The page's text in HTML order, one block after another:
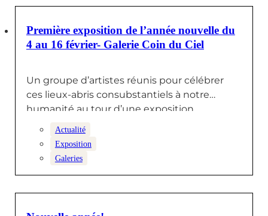
27 JANVIER 2025
Première exposition de l’année nouvelle du
4 au 16 février- Galerie Coin du Ciel
Un groupe d’artistes réunis pour célébrer
ces lieux-abris consubstantiels à notre
humanité au tour d’une exposition
Actualité
Exposition
Galeries
27 JANVIER 2025